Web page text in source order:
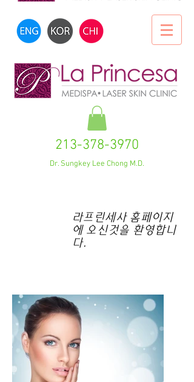
213-378-3970
Dr. Sungkey Lee Chong M.D.
라프린세사 홈페이지
에 오신것을 환영합니
다.